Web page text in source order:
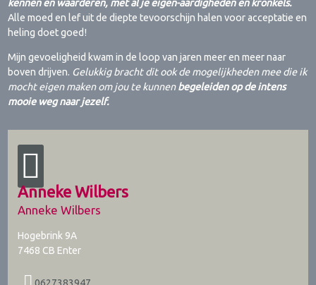
kennen en waarderen, met al je eigen-aardigheden en kronkels.
Alle moed en lef uit de diepte tevoorschijn halen voor acceptatie en
heling doet goed!
Mijn gevoeligheid kwam in de loop van jaren meer en meer naar
boven drijven. Gelukkig bracht dit ook de mogelijkheden mee die ik
mocht eigen maken om jou te kunnenbegeleiden op de intens
mooie weg naar jezelf.
Anneke Wilbers
Anneke Wilbers
Hogebrink 9A
7468 CB Enter